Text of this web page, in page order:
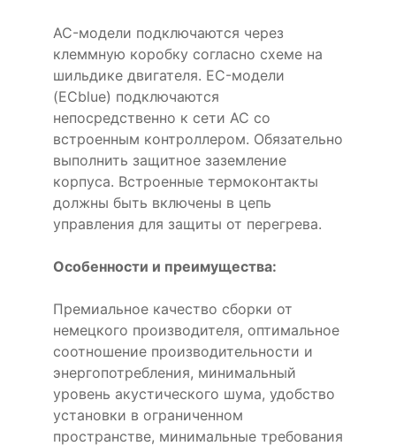
AC-модели подключаются через
клеммную коробку согласно схеме на
шильдике двигателя. EC-модели
(ECblue) подключаются
непосредственно к сети AC со
встроенным контроллером. Обязательно
выполнить защитное заземление
корпуса. Встроенные термоконтакты
должны быть включены в цепь
управления для защиты от перегрева.
Особенности и преимущества:
Премиальное качество сборки от
немецкого производителя, оптимальное
соотношение производительности и
энергопотребления, минимальный
уровень акустического шума, удобство
установки в ограниченном
пространстве, минимальные требования